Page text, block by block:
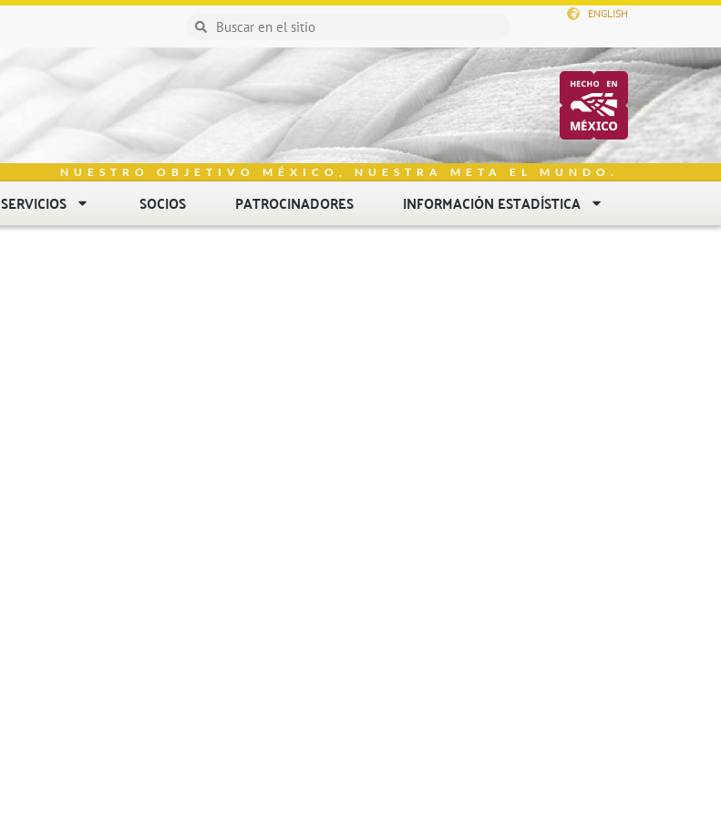
ENGLISH
NUESTRO OBJETIVO MÉXICO, NUESTRA META EL MUNDO.
SERVICIOS SOCIOS PATROCINADORES INFORMACIÓN ESTADÍSTICA